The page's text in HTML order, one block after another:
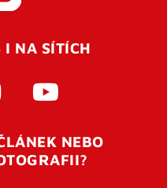
je potřeba
odeslání
účet ověří a můžete se
složku SPAM ve
I NA SÍTÍCH
NEBO